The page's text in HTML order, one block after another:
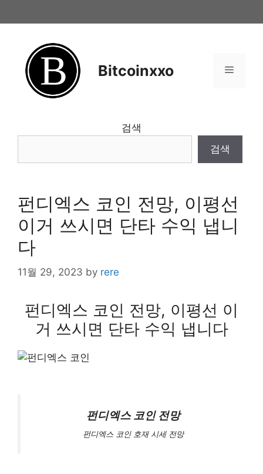
to
Bitcoinxxo Menu
검색
검색
펀디엑스 코인 전망, 이평선
이거 쓰시면 단타 수익 냅니
다
11월 29, 2023 by rere
펀디엑스 코인 전망, 이평선 이
거 쓰시면 단타 수익 냅니다
펀디엑스 코인 전망
펀디엑스 코인 호재 시세 전망